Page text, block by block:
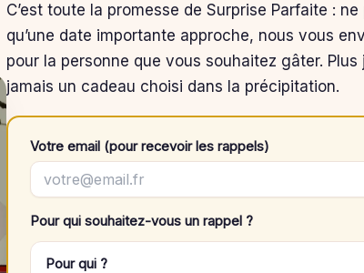
C’est toute la promesse de Surprise Parfaite :
qu’une date importante approche, nous vous
pour la personne que vous souhaitez gâter.
jamais un cadeau choisi dans la précipitation.
Votre email (pour recevoir les rappels)
Pour qui souhaitez-vous un rappel ?
Pour qui ?